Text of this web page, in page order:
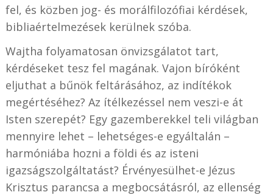
fel, és közben jog- és morálfilozófiai kérdések,
bibliaértelmezések kerülnek szóba.
Wajtha folyamatosan önvizsgálatot tart,
kérdéseket tesz fel magának. Vajon bíróként
eljuthat a bűnök feltárásához, az indítékok
megértéséhez? Az ítélkezéssel nem veszi-e át
Isten szerepét? Egy gazemberekkel teli világban
mennyire lehet – lehetséges-e egyáltalán –
harmóniába hozni a földi és az isteni
igazságszolgáltatást? Érvényesülhet-e Jézus
Krisztus parancsa a megbocsátásról, az ellenség